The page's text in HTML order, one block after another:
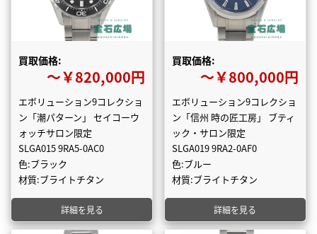
買取価格:
〜￥820,000円
エボリューション9コレクショ
ン「潮パターン」 セイコーウ
ォッチサロン限定
SLGA015 9RA5-0AC0
色:ブラック
材質:ブライトチタン
詳細を見る
買取価格:
〜￥800,000円
エボリューション9コレクショ
ン「信州 時の匠工房」 ブティ
ック・サロン限定
SLGA019 9RA2-0AF0
色:ブルー
材質:ブライトチタン
詳細を見る